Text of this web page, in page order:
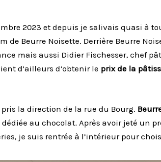
2023 et depuis je salivais quasi à
de Beurre Noisette. Derrière Beurre
mais aussi Didier Fischesser, chef
d’ailleurs d’obtenir le prix de la
la direction de la rue du Bourg.
au chocolat. Après avoir jeté un
je suis rentrée à l’intérieur pour